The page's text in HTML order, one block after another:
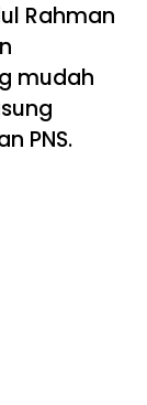
Rahman
mudah
PNS.